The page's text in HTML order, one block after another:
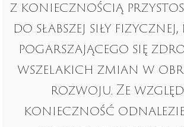
z koniecznością
do słabszej siły
pogarszającego się
wszelakich zmian w
rozwoju. Ze
konieczność